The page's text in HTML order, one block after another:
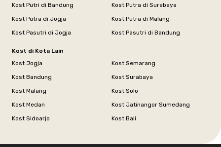
Kost Putri di Bandung
Kost Putra di Surabaya
Kost Putra di Jogja
Kost Putra di Malang
Kost Pasutri di Jogja
Kost Pasutri di Bandung
Kost di Kota Lain
Kost Jogja
Kost Semarang
Kost Bandung
Kost Surabaya
Kost Malang
Kost Solo
Kost Medan
Kost Jatinangor Sumedang
Kost Sidoarjo
Kost Bali